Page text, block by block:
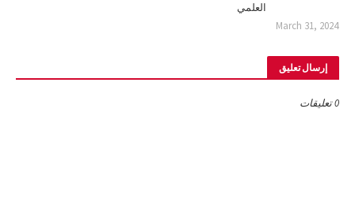
العلمي
March 31, 2024
إرسال تعليق
0 تعليقات